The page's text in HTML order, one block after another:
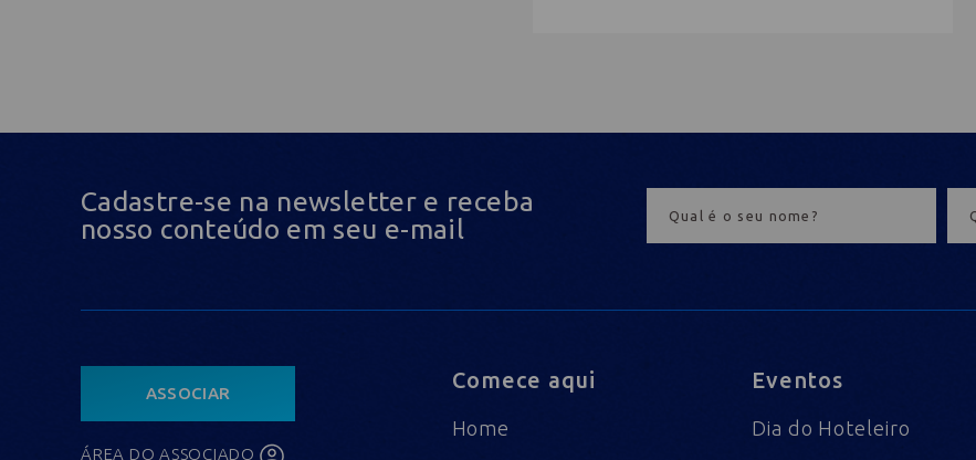
Cadastre-se na newsletter e receba
nosso conteúdo em seu e-mail
ASSOCIAR
ÁREA DO ASSOCIADO
Comece aqui
Home
Eventos
Dia do Hoteleiro